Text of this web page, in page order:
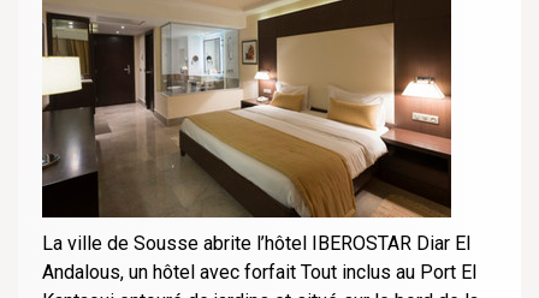
La ville de Sousse abrite l’hôtel IBEROSTAR Diar El
Andalous, un hôtel avec forfait Tout inclus au Port El